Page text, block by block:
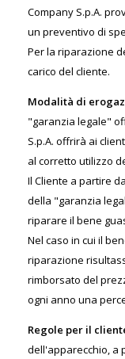
Company S.p.A.
un preventivo di
Per la riparazione
carico del cliente.
Modalità di
"garanzia legale"
S.p.A. offrirà ai
al corretto utilizzo
Il Cliente a partire
della "garanzia
riparare il bene
Nel caso in cui il
riparazione
rimborsato del
ogni anno una
Regole per il
dell'apparecchio, a